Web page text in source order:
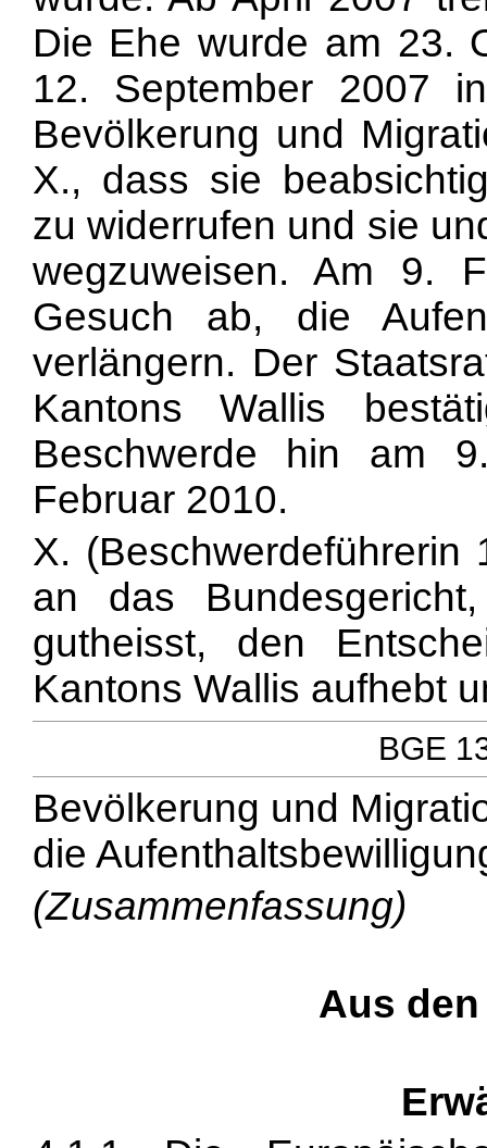
Die Ehe wurde am 23.
12. September 2007
Bevölkerung und
X., dass sie
zu widerrufen und sie
wegzuweisen. Am 9.
Gesuch ab, die
verlängern. Der
Kantons Wallis
Beschwerde hin am
Februar 2010.
X. (Beschwerdeführerin
an das
gutheisst, den
Kantons Wallis aufhebt
BGE
Bevölkerung und
die
(Zusammenfassung)
Aus